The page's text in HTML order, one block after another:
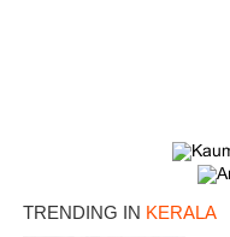
TRENDING IN KERALA